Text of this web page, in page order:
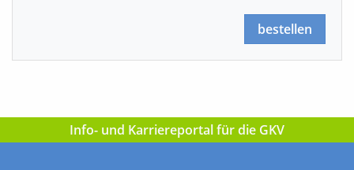
bestellen
Info- und Karriereportal für die GKV